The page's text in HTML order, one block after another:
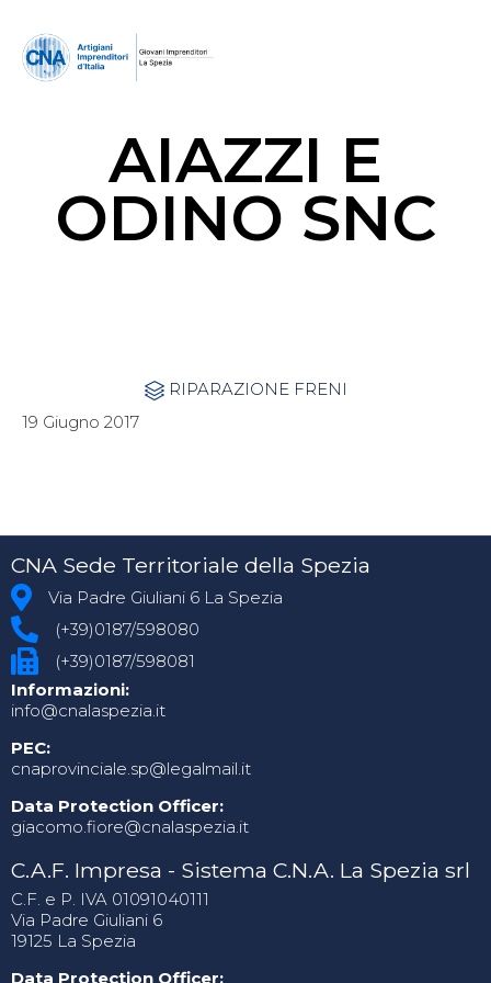
AIAZZI E
ODINO SNC
 Category
RIPARAZIONE FRENI
19 Giugno 2017
CNA Sede Territoriale della Spezia
Via Padre Giuliani 6 La Spezia
(+39)0187/598080
(+39)0187/598081
Informazioni:
info@cnalaspezia.it
PEC:
cnaprovinciale.sp@legalmail.it
Data Protection Officer:
giacomo.fiore@cnalaspezia.it
C.A.F. Impresa - Sistema C.N.A. La Spezia srl
C.F. e P. IVA 01091040111
Via Padre Giuliani 6
19125 La Spezia
Data Protection Officer: